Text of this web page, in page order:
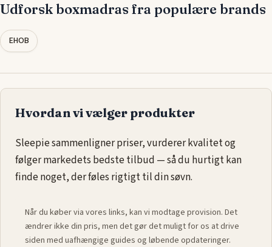
Udforsk boxmadras fra populære brands
EHOB
Hvordan vi vælger produkter
Sleepie sammenligner priser, vurderer kvalitet og
følger markedets bedste tilbud — så du hurtigt kan
finde noget, der føles rigtigt til din søvn.
Når du køber via vores links, kan vi modtage provision. Det
ændrer ikke din pris, men det gør det muligt for os at drive
siden med uafhængige guides og løbende opdateringer.